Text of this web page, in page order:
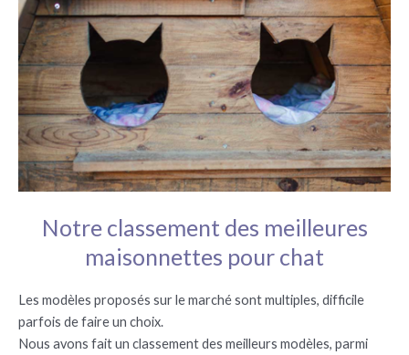
Notre classement des meilleures
maisonnettes pour chat
Les modèles proposés sur le marché sont multiples, difficile
parfois de faire un choix.
Nous avons fait un classement des meilleurs modèles, parmi